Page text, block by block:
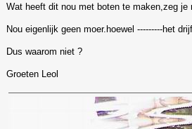
Wat heeft dit nou met boten te maken,zeg je
Nou eigenlijk geen moer.hoewel ---------het
Dus waarom niet ?
Groeten Leol